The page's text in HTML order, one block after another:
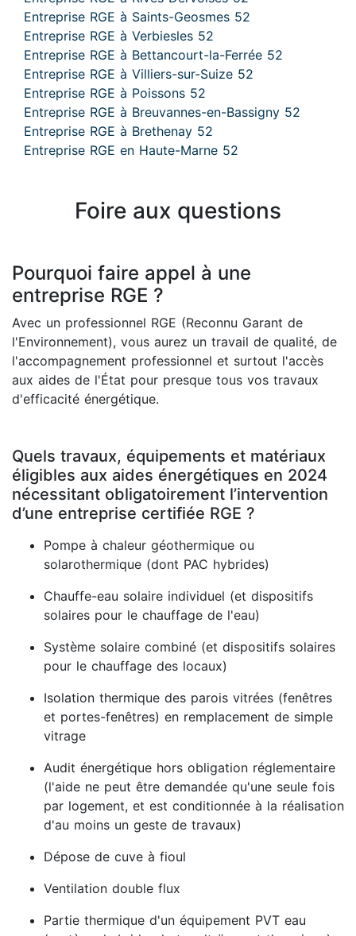
Entreprise RGE à Saints-Geosmes 52
Entreprise RGE à Verbiesles 52
Entreprise RGE à Bettancourt-la-Ferrée 52
Entreprise RGE à Villiers-sur-Suize 52
Entreprise RGE à Poissons 52
Entreprise RGE à Breuvannes-en-Bassigny 52
Entreprise RGE à Brethenay 52
Entreprise RGE en Haute-Marne 52
Foire aux questions
Pourquoi faire appel à une
entreprise RGE ?
Avec un professionnel RGE (Reconnu Garant de
l'Environnement), vous aurez un travail de qualité, de
l'accompagnement professionnel et surtout l'accès
aux aides de l'État pour presque tous vos travaux
d'efficacité énergétique.
Quels travaux, équipements et matériaux
éligibles aux aides énergétiques en 2024
nécessitant obligatoirement l’intervention
d’une entreprise certifiée RGE ?
Pompe à chaleur géothermique ou
solarothermique (dont PAC hybrides)
Chauffe-eau solaire individuel (et dispositifs
solaires pour le chauffage de l'eau)
Système solaire combiné (et dispositifs solaires
pour le chauffage des locaux)
Isolation thermique des parois vitrées (fenêtres
et portes-fenêtres) en remplacement de simple
vitrage
Audit énergétique hors obligation réglementaire
(l'aide ne peut être demandée qu'une seule fois
par logement, et est conditionnée à la réalisation
d'au moins un geste de travaux)
Dépose de cuve à fioul
Ventilation double flux
Partie thermique d'un équipement PVT eau